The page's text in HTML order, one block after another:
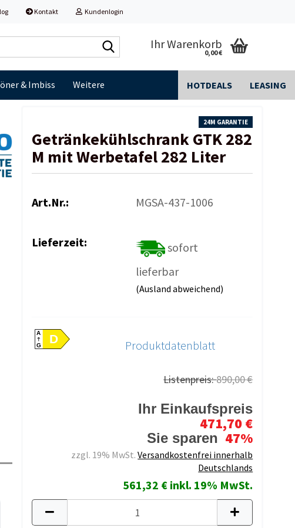
Kontakt Kundenlogin
durchsuchen...
Ihr Warenkorb
0,00 €
& Imbiss HOTDEALS LEASING
Weitere
24M GARANTIE
Getränkekühlschrank GTK 282
M mit Werbetafel 282 Liter
Art.Nr.: MGSA-437-1006
Lieferzeit:
sofort
lieferbar
(Ausland abweichend)
A
GD Produktdatenblatt
Listenpreis:890,00 €
Ihr Einkaufspreis
471,70 €
Sie sparen 47%
zzgl. 19% MwSt.Versandkostenfrei innerhalb
Deutschlands
561,32 € inkl. 19% MwSt.